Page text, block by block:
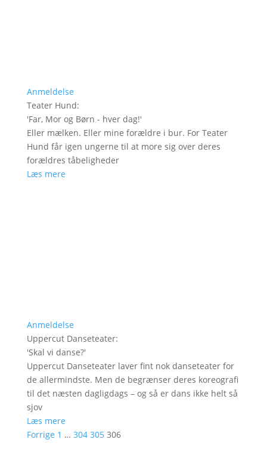
Anmeldelse
Teater Hund:
'Far, Mor og Børn - hver dag!'
Eller mælken. Eller mine forældre i bur. For Teater
Hund får igen ungerne til at more sig over deres
forældres tåbeligheder
Læs mere
Anmeldelse
Uppercut Danseteater:
'Skal vi danse?'
Uppercut Danseteater laver fint nok danseteater for
de allermindste. Men de begrænser deres koreografi
til det næsten dagligdags – og så er dans ikke helt så
sjov
Læs mere
Forrige 1 … 304 305 306